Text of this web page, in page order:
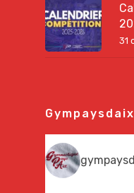
31
Gympaysdaix